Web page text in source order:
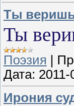
Ты
Ты
Поэзия |
Дата: 2011-
Ирония